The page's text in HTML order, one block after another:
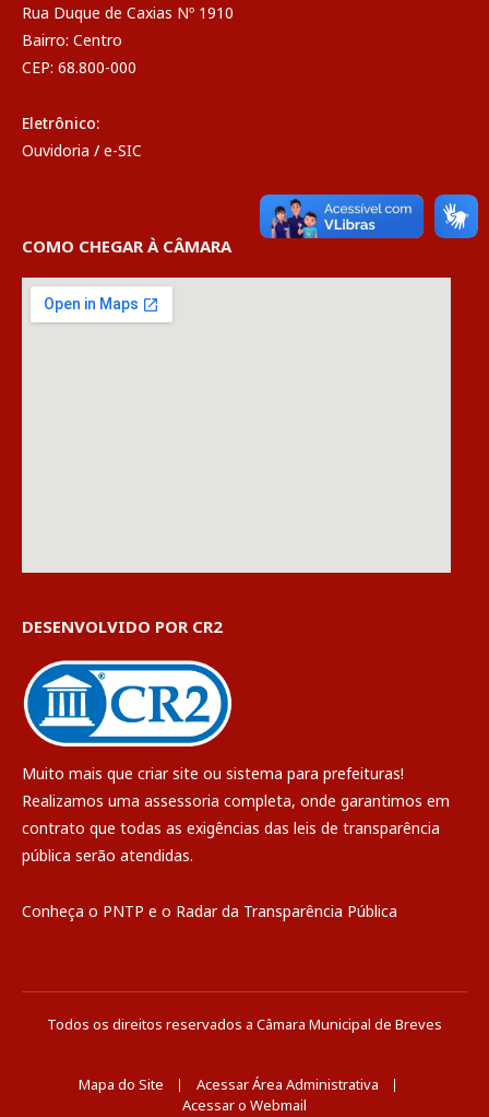
Rua Duque de Caxias Nº 1910
Bairro: Centro
CEP: 68.800-000
Eletrônico:
Ouvidoria / e-SIC
COMO CHEGAR À CÂMARA
DESENVOLVIDO POR CR2
Muito mais que criar site ou sistema para prefeituras!
Realizamos uma assessoria completa, onde garantimos em
contrato que todas as exigências das leis de transparência
pública serão atendidas.
Conheça o PNTP e o Radar da Transparência Pública
Todos os direitos reservados a Câmara Municipal de Breves
Mapa do Site
Acessar Área Administrativa
Acessar o Webmail